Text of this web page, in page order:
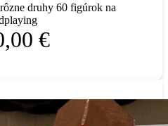
druhy 60 figúrok na
€